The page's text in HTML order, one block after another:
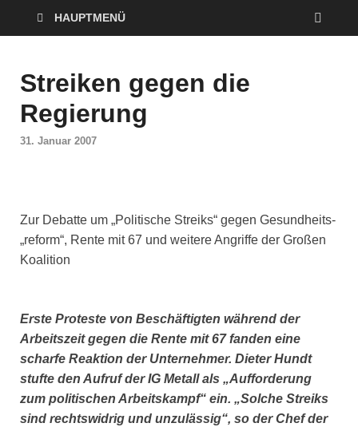
HAUPTMENÜ
Streiken gegen die
Regierung
31. Januar 2007
Zur Debatte um „Politische Streiks“ gegen Gesundheits-
„reform“, Rente mit 67 und weitere Angriffe der Großen
Koalition
Erste Proteste von Beschäftigten während der
Arbeitszeit gegen die Rente mit 67 fanden eine
scharfe Reaktion der Unternehmer. Dieter Hundt
stufte den Aufruf der IG Metall als „Aufforderung
zum politischen Arbeitskampf“ ein. „Solche Streiks
sind rechtswidrig und unzulässig“, so der Chef der